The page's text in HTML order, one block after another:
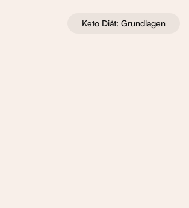
Keto Diät: Grundlagen